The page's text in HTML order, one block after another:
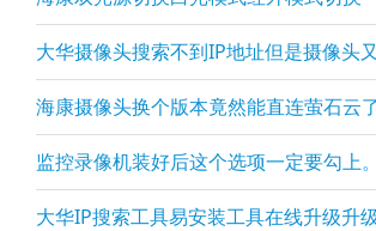
大华摄像头搜索不到IP地址但是摄像头
海康摄像头换个版本竟然能直连萤石云
监控录像机装好后这个选项一定要勾上。
大华IP搜索工具易安装工具在线升级升